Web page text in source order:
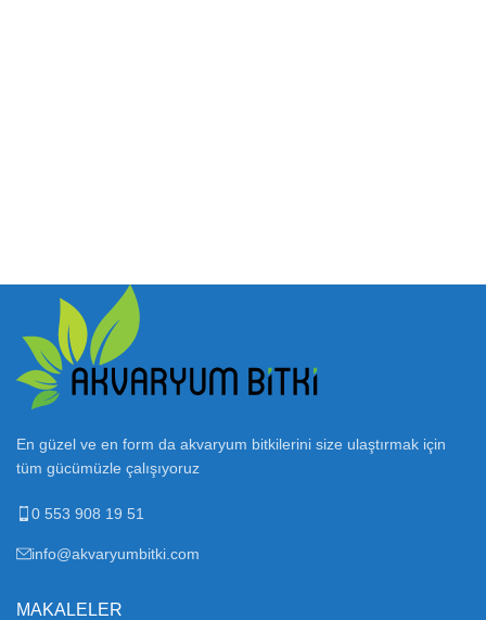
En güzel ve en form da akvaryum bitkilerini size ulaştırmak için
tüm gücümüzle çalışıyoruz
0 553 908 19 51
info@akvaryumbitki.com
MAKALELER